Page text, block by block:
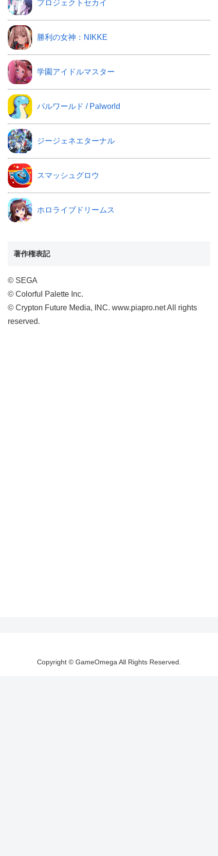
プロジェクトセカイ
勝利の女神：NIKKE
学園アイドルマスター
パルワールド / Palworld
ジージェネエターナル
スマッシュグロウ
ホロライブドリームス
著作権表記
© SEGA
© Colorful Palette Inc.
© Crypton Future Media, INC. www.piapro.net All rights
reserved.
Copyright © GameOmega All Rights Reserved.